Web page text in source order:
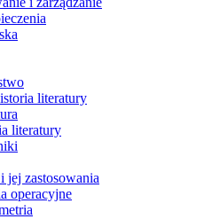
literatury
literatury
jej zastosowania
operacyjne